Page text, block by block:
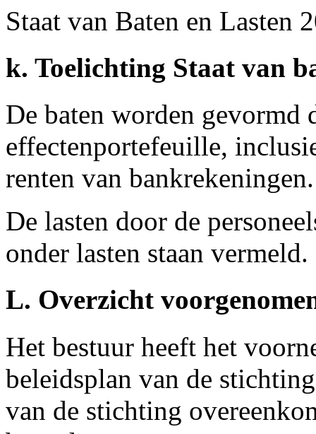
Staat van Baten en Lasten
k. Toelichting Staat van
De baten worden gevormd
effectenportefeuille,
renten van bankrekeningen.
De lasten door de
onder lasten staan vermeld.
L. Overzicht
Het bestuur heeft het
beleidsplan van de
van de stichting